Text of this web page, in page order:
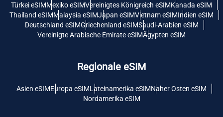
Türkei eSIMMexiko eSIMVereinigtes Königreich eSIMKanada eSIM
Thailand eSIMMalaysia eSIMJapan eSIMVietnam eSIMIndien eSIM
Deutschland eSIMGriechenland eSIMSaudi-Arabien eSIM
Vereinigte Arabische Emirate eSIMÄgypten eSIM
Regionale eSIM
Asien eSIMEuropa eSIMLateinamerika eSIMNaher Osten eSIM
Nordamerika eSIM